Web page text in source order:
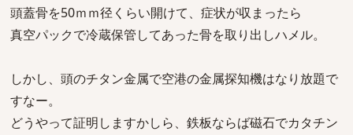
頭蓋骨を50ｍｍ径くらい開けて、症状が収まったら
真空パックで冷蔵保管してあった骨を取り出しハメル。
しかし、頭のチタン金属で空港の金属探知機はなり放題で
すなー。
どうやって証明しますかしら、鉄板ならば磁石でカタチン